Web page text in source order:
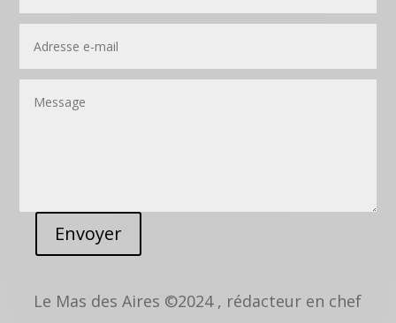
Envoyer
Le Mas des Aires ©2024 , rédacteur en chef